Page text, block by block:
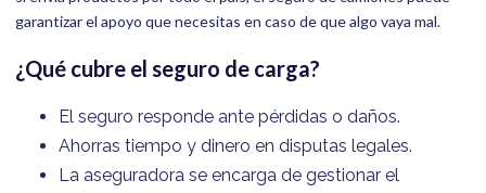
garantizar el apoyo que necesitas en caso de que algo vaya mal.
¿Qué cubre el seguro de carga?
El seguro responde ante pérdidas o daños.
Ahorras tiempo y dinero en disputas legales.
La aseguradora se encarga de gestionar el